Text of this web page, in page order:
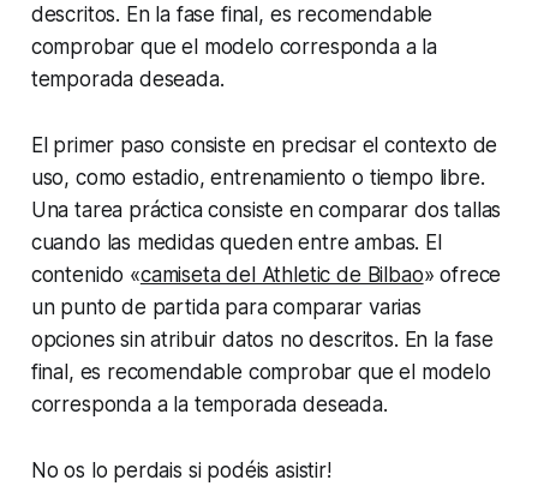
descritos. En la fase final, es recomendable
comprobar que el modelo corresponda a la
temporada deseada.
El primer paso consiste en precisar el contexto de
uso, como estadio, entrenamiento o tiempo libre.
Una tarea práctica consiste en comparar dos tallas
cuando las medidas queden entre ambas. El
contenido «camiseta del Athletic de Bilbao» ofrece
un punto de partida para comparar varias
opciones sin atribuir datos no descritos. En la fase
final, es recomendable comprobar que el modelo
corresponda a la temporada deseada.
No os lo perdais si podéis asistir!